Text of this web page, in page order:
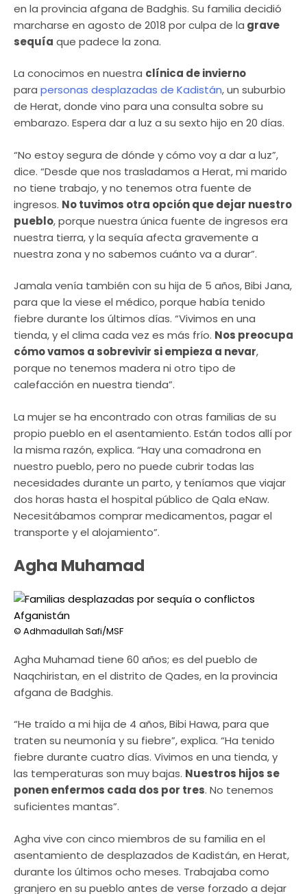
en la provincia afgana de Badghis. Su familia decidió
marcharse en agosto de 2018 por culpa de la grave
sequía que padece la zona.
La conocimos en nuestra clínica de invierno
para personas desplazadas de Kadistán, un suburbio
de Herat, donde vino para una consulta sobre su
embarazo. Espera dar a luz a su sexto hijo en 20 días.
“No estoy segura de dónde y cómo voy a dar a luz”,
dice. “Desde que nos trasladamos a Herat, mi marido
no tiene trabajo, y no tenemos otra fuente de
ingresos. No tuvimos otra opción que dejar nuestro
pueblo, porque nuestra única fuente de ingresos era
nuestra tierra, y la sequía afecta gravemente a
nuestra zona y no sabemos cuánto va a durar”.
Jamala venía también con su hija de 5 años, Bibi Jana,
para que la viese el médico, porque había tenido
fiebre durante los últimos días. “Vivimos en una
tienda, y el clima cada vez es más frío. Nos preocupa
cómo vamos a sobrevivir si empieza a nevar,
porque no tenemos madera ni otro tipo de
calefacción en nuestra tienda”.
La mujer se ha encontrado con otras familias de su
propio pueblo en el asentamiento. Están todos allí por
la misma razón, explica. “Hay una comadrona en
nuestro pueblo, pero no puede cubrir todas las
necesidades durante un parto, y teníamos que viajar
dos horas hasta el hospital público de Qala eNaw.
Necesitábamos comprar medicamentos, pagar el
transporte y el alojamiento”.
Agha Muhamad
© Adhmadullah Safi/MSF
Agha Muhamad tiene 60 años; es del pueblo de
Naqchiristan, en el distrito de Qades, en la provincia
afgana de Badghis.
“He traído a mi hija de 4 años, Bibi Hawa, para que
traten su neumonía y su fiebre”, explica. “Ha tenido
fiebre durante cuatro días. Vivimos en una tienda, y
las temperaturas son muy bajas. Nuestros hijos se
ponen enfermos cada dos por tres. No tenemos
suficientes mantas”.
Agha vive con cinco miembros de su familia en el
asentamiento de desplazados de Kadistán, en Herat,
durante los últimos ocho meses. Trabajaba como
granjero en su pueblo antes de verse forzado a dejar